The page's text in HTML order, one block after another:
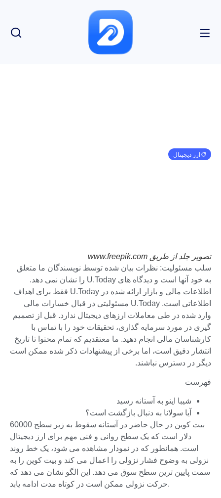
ارز دیجیتال
تصویر جلد از طریق www.freepik.com
سلب مسئولیت: نظرات بیان شده توسط نویسندگان ما متعلق
به خود آنها است و دیدگاه های U.Today را نشان نمی دهد.
اطلاعات مالی و بازار ارائه شده در U.Today فقط برای اهداف
اطلاعاتی است. U.Today مسئولیتی در قبال خسارات مالی
وارد شده در طی معاملات ارزهای دیجیتال ندارد. قبل از تصمیم
گیری در مورد سرمایه گذاری، تحقیقات خود را با تماس با
کارشناسان مالی انجام دهید. ما معتقدیم که تمام محتوا تا تاریخ
انتشار دقیق است، اما برخی از پیشنهادات ذکر شده ممکن است
دیگر در دسترس نباشند.
فهرست
شیبا اینو به آستانه رسید
آیا سولانا به دنبال بازگشت است؟
بیت کوین در حال حاضر در آستانه سقوط به زیر سطح 60000
دلار است که یک سطح روانی و فنی مهم برای ارز دیجیتال
است. همانطور که در نمودار مشاهده می شود، یک خط روند
نزولی به وضوح فشار نزولی را اعمال می کند و بیت کوین را به
سمت پایین ترین سطح سوق می دهد. این الگو نشان می دهد که
حرکت نزولی ممکن است در کوتاه مدت ادامه یابد.